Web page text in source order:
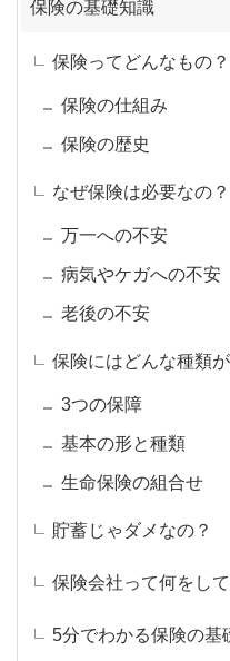
保険の基礎知識
保険ってどんなもの？
保険の仕組み
保険の歴史
なぜ保険は必要なの？
万一への不安
病気やケガへの不安
老後の不安
保険にはどんな種類
3つの保障
基本の形と種類
生命保険の組合せ
貯蓄じゃダメなの？
保険会社って何をし
5分でわかる保険の基